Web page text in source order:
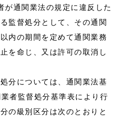
通関業法の規定に違反した
監督処分として、その通関
の期間を定めて通関業務
を命じ、又は許可の取消し
分については、通関業法基
者監督処分基準表により行
の級別区分は次のとおりと